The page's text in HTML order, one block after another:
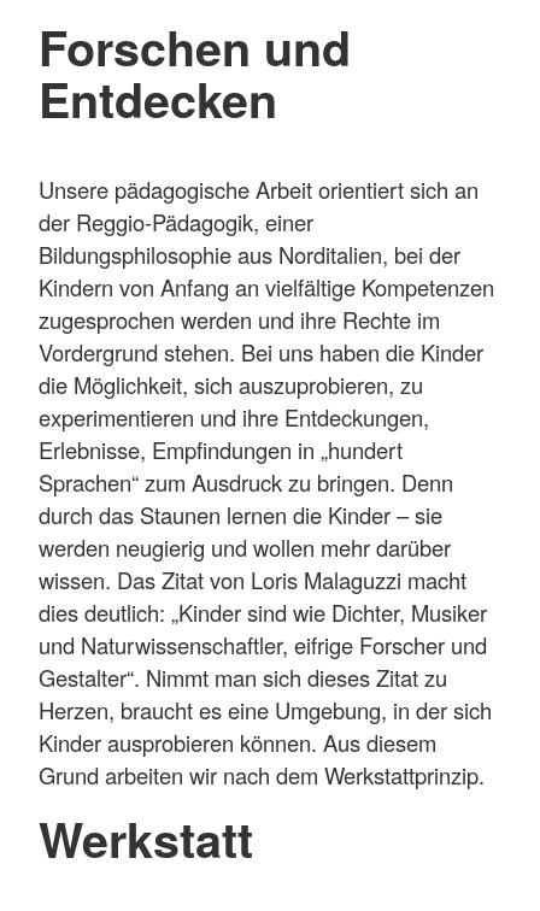
Forschen und
Entdecken
Unsere pädagogische Arbeit orientiert sich an
der Reggio-Pädagogik, einer
Bildungsphilosophie aus Norditalien, bei der
Kindern von Anfang an vielfältige Kompetenzen
zugesprochen werden und ihre Rechte im
Vordergrund stehen. Bei uns haben die Kinder
die Möglichkeit, sich auszuprobieren, zu
experimentieren und ihre Entdeckungen,
Erlebnisse, Empfindungen in „hundert
Sprachen“ zum Ausdruck zu bringen. Denn
durch das Staunen lernen die Kinder – sie
werden neugierig und wollen mehr darüber
wissen. Das Zitat von Loris Malaguzzi macht
dies deutlich: „Kinder sind wie Dichter, Musiker
und Naturwissenschaftler, eifrige Forscher und
Gestalter“. Nimmt man sich dieses Zitat zu
Herzen, braucht es eine Umgebung, in der sich
Kinder ausprobieren können. Aus diesem
Grund arbeiten wir nach dem Werkstattprinzip.
Werkstatt